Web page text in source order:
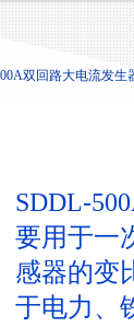
双回路大电流发生
SDDL-
要用于一
感器的变
于电力、